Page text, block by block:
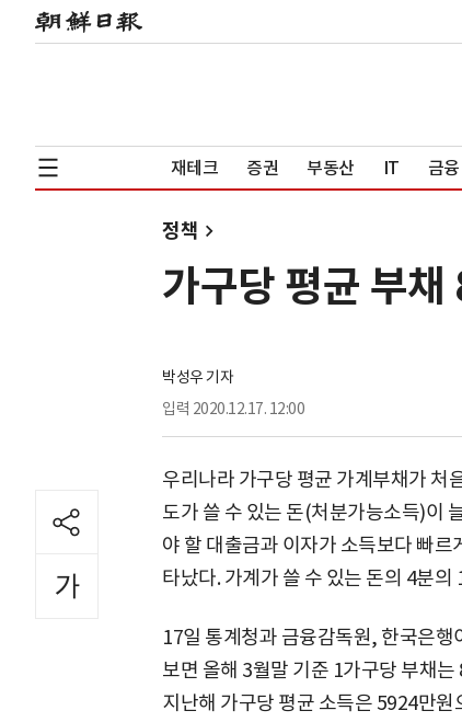
재테크 증권 부동산 IT 금융
정책
가구당 평균 부
박성우 기자
입력 2020.12.17. 12:00
우리나라 가구당 평균 가계부채가 처
도가 쓸 수 있는 돈(처분가능소득)이
야 할 대출금과 이자가 소득보다 빠
타났다. 가계가 쓸 수 있는 돈의 4분
17일 통계청과 금융감독원, 한국은
보면 올해 3월말 기준 1가구당 부채
지난해 가구당 평균 소득은 5924만